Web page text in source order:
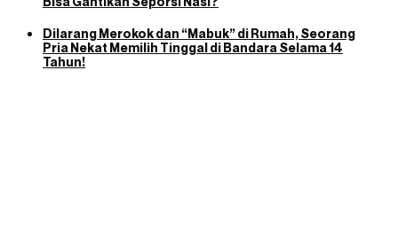
Dilarang Merokok dan “Mabuk” di Rumah, Seorang
Pria Nekat Memilih Tinggal di Bandara Selama 14
Tahun!